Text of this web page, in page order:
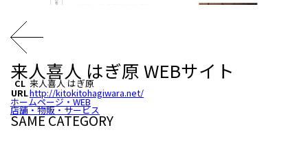
来人喜人 はぎ原 WEBサイト
CL 来人喜人 はぎ原
URLhttp://kitokitohagiwara.net/
ホームページ・WEB
店舗・物販・サービス
SAME CATEGORY